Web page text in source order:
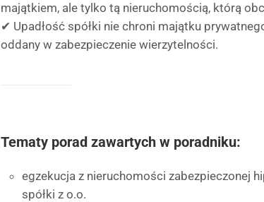
majątkiem, ale tylko tą nieruchomością, którą
✔ Upadłość spółki nie chroni majątku
oddany w zabezpieczenie wierzytelności.
Tematy porad zawartych w poradniku:
egzekucja z nieruchomości zabezpieczonej
spółki z o.o.